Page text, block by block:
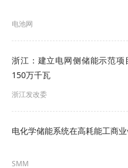
据不完全统计，在上游
（600884.SH）在
电池网
浙江：建立电网侧储能示范
150万千瓦
浙江发改委
电化学储能系统在高耗能工商
SMM